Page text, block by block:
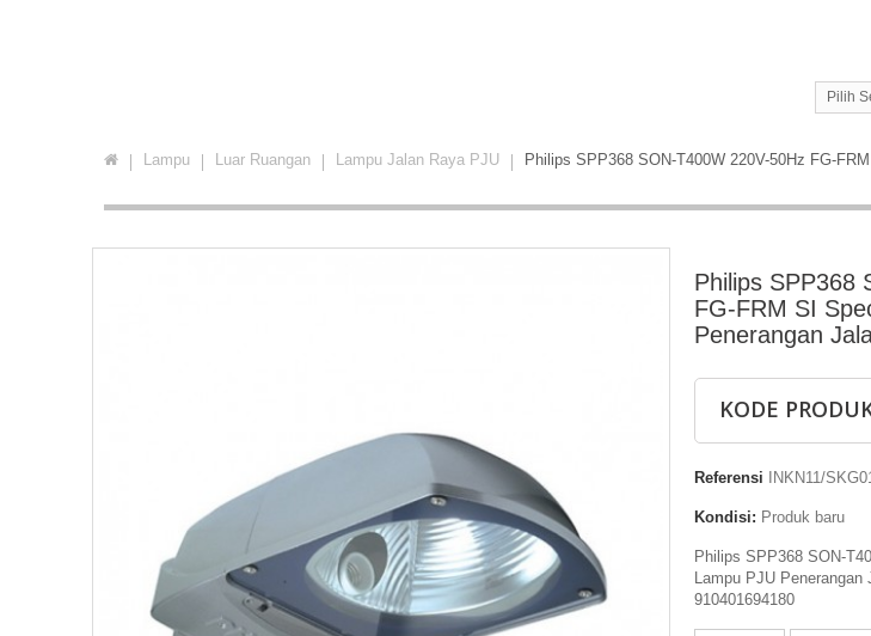
Pilih
Lampu Luar Ruangan Lampu Jalan Raya PJU Philips SPP368 SON-T400W 220V-50Hz FG-
Philips SPP368
FG-FRM SI
Penerangan
KODE
Referensi INKN11/
Kondisi: Produk baru
Philips SPP368 SON-
Lampu PJU
910401694180